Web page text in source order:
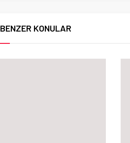
BENZER KONULAR